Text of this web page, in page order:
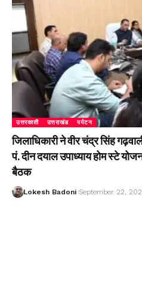
उत्तरकाशी उत्तराखंड पर्यटन
जिलाधिकारी ने वीर चंद्र सिंह
पं. दीन दयाल उपाध्याय होम स्टे
बैठक
Lokesh Badoni September 22,